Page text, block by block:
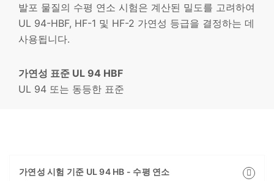
발포 물질의 수평 연소 시험은 계산된 밀도를 고려하여
UL 94-HBF, HF-1 및 HF-2 가연성 등급을 결정하는 데
사용됩니다.
가연성 표준 UL 94 HBF
UL 94 또는 동등한 표준
가연성 시험 기준 UL 94 HB - 수평 연소